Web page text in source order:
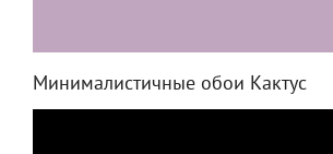
Минималистичные обои Кактус